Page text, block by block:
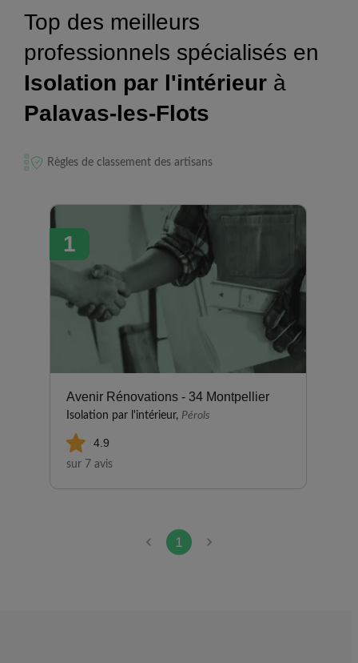
Top des meilleurs
professionnels spécialisés en
Isolation par l'intérieur à
Palavas-les-Flots
Règles de classement des artisans
1
Avenir Rénovations - 34 Montpellier
Isolation par l'intérieur, Pérols
4.9
sur 7 avis
1